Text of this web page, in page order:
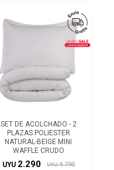
SET DE ACOLCHADO - 2
PLAZAS POLIESTER
NATURAL-BEIGE MINI
WAFFLE CRUDO
UYU 2.290 UYU 4.790